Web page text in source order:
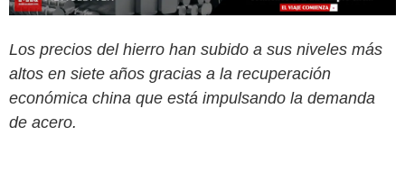
Los precios del hierro han subido a sus niveles más
altos en siete años gracias a la recuperación
económica china que está impulsando la demanda
de acero.